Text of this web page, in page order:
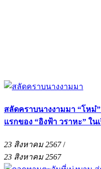
สลัดคราบนางงามมา “โหม๋
แรกของ “อิงฟ้า วราหะ” ใน
23 สิงหาคม 2567/
23 สิงหาคม 2567